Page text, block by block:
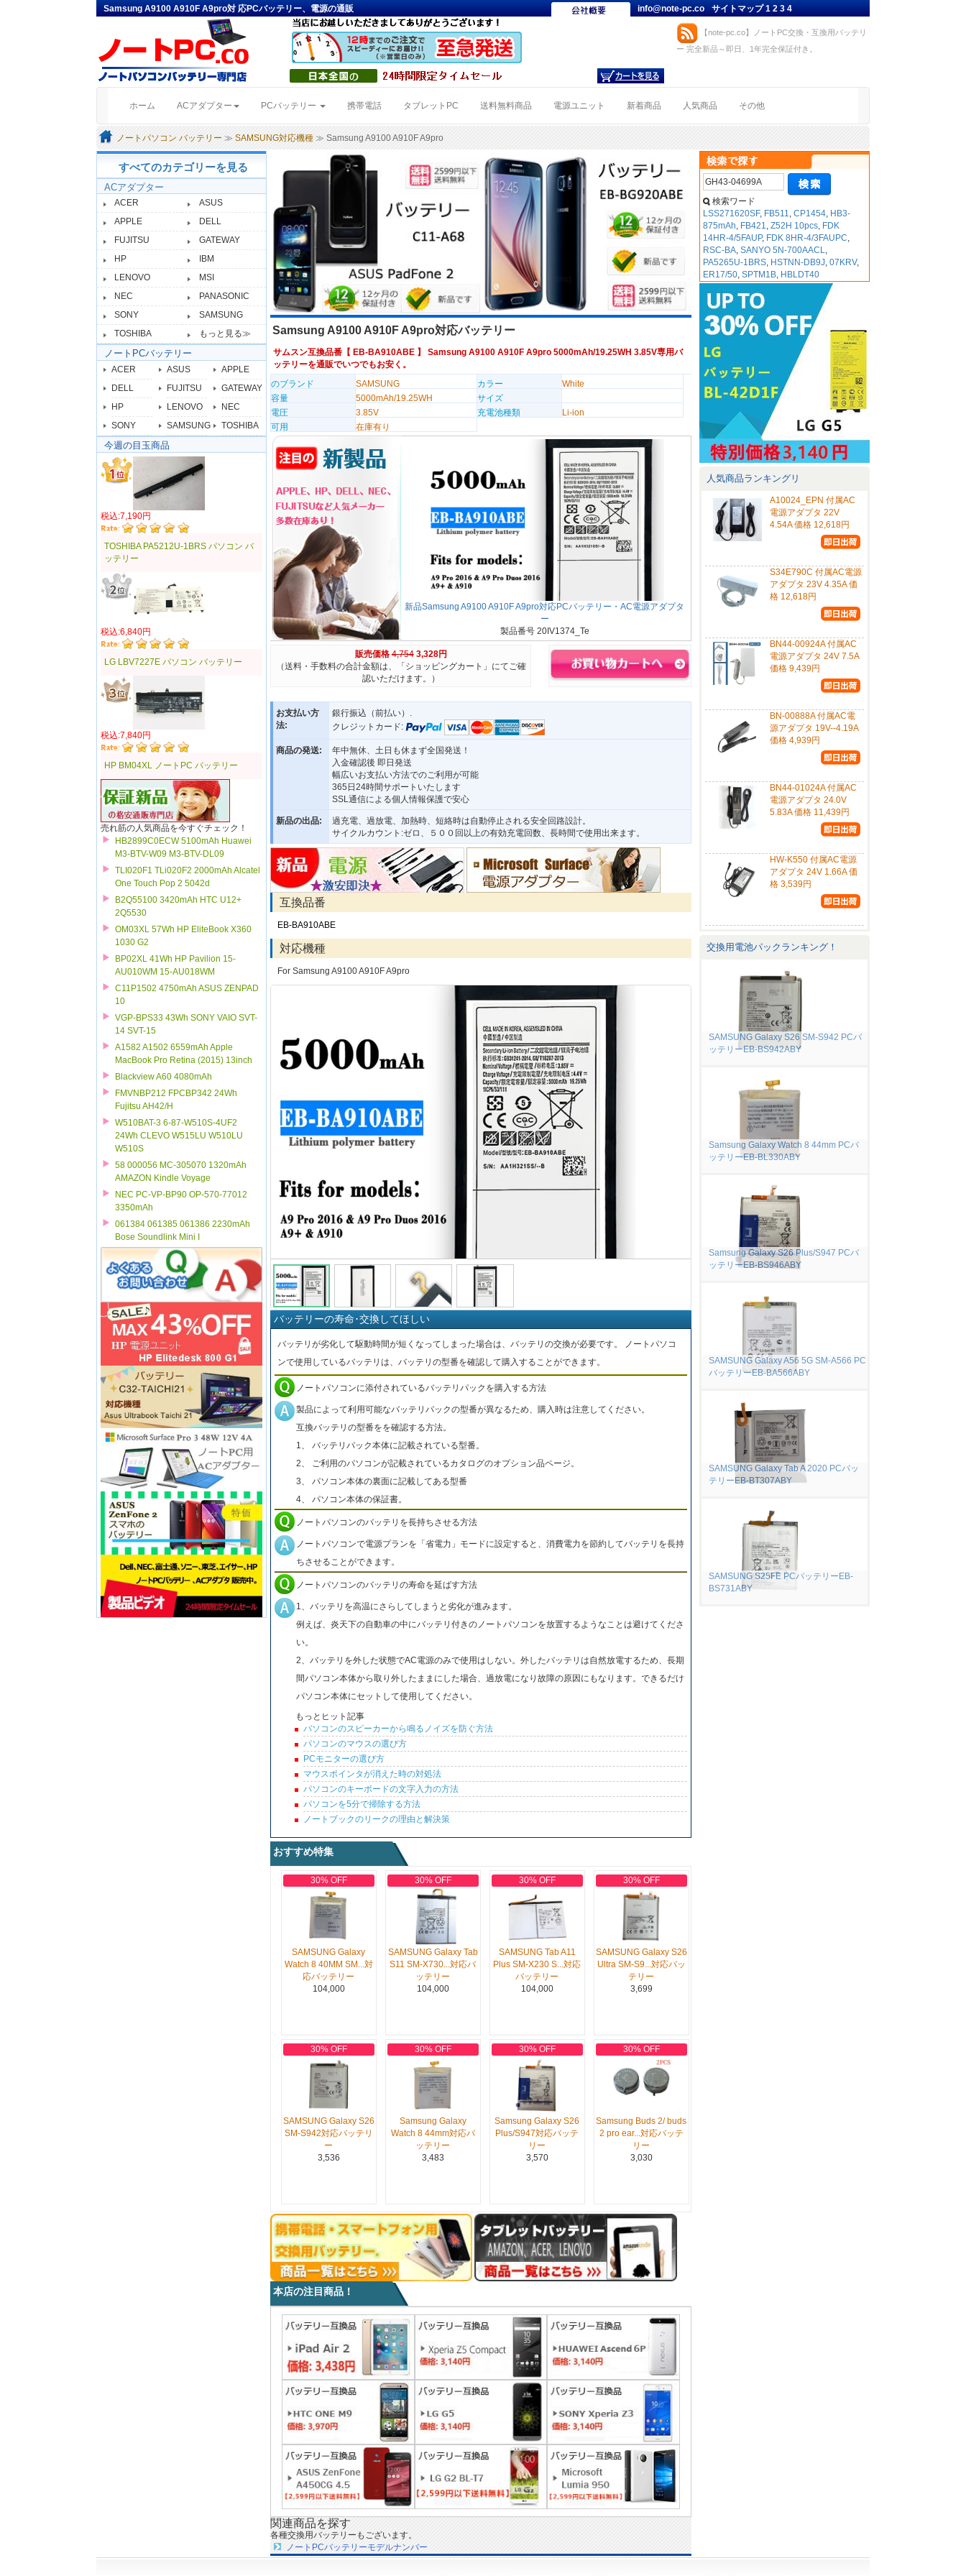
Samsung A9100 A910F A9pro対 応PCバッテリー、電源の通販 info@note-pc.co サイトマップ1234
【note-pc.co】ノートPC交換・互換用バッテリ
ー 完全新品～即日、1年完全保証付き。
ホーム (current)ACアダプター PCバッテリー 携帯電話 タブレットPC 送料無料商品 電源ユニット 新着商品 人気商品 その他
ノートパソコン バッテリー ≫SAMSUNG対応機種 ≫ Samsung A9100 A910F A9pro
すべてのカテゴリーを見る
ACアダプター
ACER
ASUS
APPLE
DELL
FUJITSU
GATEWAY
HP
IBM
LENOVO
MSI
NEC
PANASONIC
SONY
SAMSUNG
TOSHIBA
もっと見る≫
ノートPCバッテリー
ACER ASUS
APPLE
DELL
FUJITSU
GATEWAY
HP
LENOVO
NEC
SONY
SAMSUNG TOSHIBA
今週の目玉商品
税込:7,190円
TOSHIBA PA5212U-1BRS パソコン バ
ッテリー
税込:6,840円
LG LBV7227E パソコン バッテリー
税込:7,840円
HP BM04XL ノートPC バッテリー
売れ筋の人気商品を今すぐチェック！
HB2899C0ECW 5100mAh Huawei
M3-BTV-W09 M3-BTV-DL09
TLI020F1 TLi020F2 2000mAh Alcatel
One Touch Pop 2 5042d
B2Q55100 3420mAh HTC U12+
2Q5530
OM03XL 57Wh HP EliteBook X360
1030 G2
BP02XL 41Wh HP Pavilion 15-
AU010WM 15-AU018WM
C11P1502 4750mAh ASUS ZENPAD
10
VGP-BPS33 43Wh SONY VAIO SVT-
14 SVT-15
A1582 A1502 6559mAh Apple
MacBook Pro Retina (2015) 13inch
Blackview A60 4080mAh
FMVNBP212 FPCBP342 24Wh
Fujitsu AH42/H
W510BAT-3 6-87-W510S-4UF2
24Wh CLEVO W515LU W510LU
W510S
58 000056 MC-305070 1320mAh
AMAZON Kindle Voyage
NEC PC-VP-BP90 OP-570-77012
3350mAh
061384 061385 061386 2230mAh
Bose Soundlink Mini I
Samsung A9100 A910F A9pro対応バッテリー
サムスン互換品番【 EB-BA910ABE】 Samsung A9100 A910F A9pro 5000mAh/19.25WH 3.85V専用バ
ッテリーを通販でいつでもお安く。
のブランド
SAMSUNG カラー
White
容量
5000mAh/19.25WH
サイズ
電圧
3.85V 充電池種類
Li-ion
可用
在庫有り
新品Samsung A9100 A910F A9pro対応PCバッテリー・AC電源アダプタ
ー
製品番号 20IV1374_Te
販売価格 4,754 3,328円
（送料・手数料の合計金額は、「ショッピングカート」にてご確
認いただけます。）
お支払い方
法:
銀行振込（前払い）.
クレジットカード:
商品の発送:
年中無休、土日も休まず全国発送！
入金確認後 即日発送
幅広いお支払い方法でのご利用が可能
365日24時間サポートいたします
SSL通信による個人情報保護で安心
新品の出品:
過充電、過放電、加熱時、短絡時は自動停止される安全回路設計。
サイクルカウント:ゼロ、５００回以上の有効充電回数、長時間で使用出来ます。
互換品番
EB-BA910ABE
対応機種
For Samsung A9100 A910F A9pro
バッテリーの寿命･交換してほしい
バッテリが劣化して駆動時間が短くなってしまった場合は、バッテリの交換が必要です。 ノートパソコ
ンで使用しているバッテリは、バッテリの型番を確認して購入することができます。
ノートパソコンに添付されているバッテリパックを購入する方法
製品によって利用可能なバッテリパックの型番が異なるため、購入時は注意してください。
互換バッテリの型番をを確認する方法。
1、 バッテリパック本体に記載されている型番。
2、 ご利用のパソコンが記載されているカタログのオプション品ページ。
3、 パソコン本体の裏面に記載してある型番
4、 パソコン本体の保証書。
ノートパソコンのバッテリを長持ちさせる方法
ノートパソコンで電源プランを「省電力」モードに設定すると、消費電力を節約してバッテリを長持
ちさせることができます。
ノートパソコンのバッテリの寿命を延ばす方法
1、バッテリを高温にさらしてしまうと劣化が進みます。
例えば、炎天下の自動車の中にバッテリ付きのノートパソコンを放置するようなことは避けてくださ
い。
2、バッテリを外した状態でAC電源のみで使用はしない。外したバッテリは自然放電するため、長期
間パソコン本体から取り外したままにした場合、過放電になり故障の原因にもなります。できるだけ
パソコン本体にセットして使用してください。
もっとヒット記事
パソコンのスピーカーから鳴るノイズを防ぐ方法
パソコンのマウスの選び方
PCモニターの選び方
マウスポインタが消えた時の対処法
パソコンのキーボードの文字入力の方法
パソコンを5分で掃除する方法
ノートブックのリークの理由と解決策
おすすめ特集
30% OFF
SAMSUNG Galaxy
Watch 8 40MM SM...対
応バッテリー
104,000
30% OFF
SAMSUNG Galaxy Tab
S11 SM-X730...対応バ
ッテリー
104,000
30% OFF
SAMSUNG Tab A11
Plus SM-X230 S...対応
バッテリー
104,000
30% OFF
SAMSUNG Galaxy S26
Ultra SM-S9...対応バッ
テリー
3,699
30% OFF
SAMSUNG Galaxy S26
SM-S942対応バッテリ
ー
3,536
30% OFF
Samsung Galaxy
Watch 8 44mm対応バ
ッテリー
3,483
30% OFF
Samsung Galaxy S26
Plus/S947対応バッテ
リー
3,570
30% OFF
Samsung Buds 2/ buds
2 pro ear...対応バッテ
リー
3,030
本店の注目商品！
関連商品を探す
各種交換用バッテリーもございます。
ノートPCバッテリーモデルナンバー
検索ワード
LSS271620SF, FB511,CP1454, HB3-
875mAh, FB421,Z52H 10pcs, FDK
14HR-4/5FAUP, FDK 8HR-4/3FAUPC,
RSC-BA,SANYO 5N-700AACL,
PA5265U-1BRS, HSTNN-DB9J,07KRV,
ER17/50,SPTM1B, HBLDT40
人気商品ランキングリ
A10024_EPN 付属AC
電源アダプタ 22V
4.54A 価格 12,618円
S34E790C 付属AC電源
アダプタ 23V 4.35A 価
格 12,618円
BN44-00924A 付属AC
電源アダプタ 24V 7.5A
価格 9,439円
BN-00888A 付属AC電
源アダプタ 19V--4.19A
価格 4,939円
BN44-01024A 付属AC
電源アダプタ 24.0V
5.83A 価格 11,439円
HW-K550 付属AC電源
アダプタ 24V 1.66A 価
格 3,539円
交換用電池パックランキング！
SAMSUNG Galaxy S26 SM-S942 PCバ
ッテリーEB-BS942ABY
Samsung Galaxy Watch 8 44mm PCバ
ッテリーEB-BL330ABY
Samsung Galaxy S26 Plus/S947 PCバ
ッテリーEB-BS946ABY
SAMSUNG Galaxy A56 5G SM-A566 PC
バッテリーEB-BA566ABY
SAMSUNG Galaxy Tab A 2020 PCバッ
テリーEB-BT307ABY
SAMSUNG S25FE PCバッテリーEB-
BS731ABY